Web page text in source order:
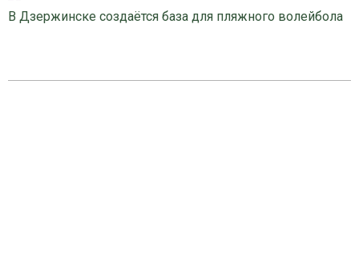
В Дзержинске создаётся база для пляжного волейбола